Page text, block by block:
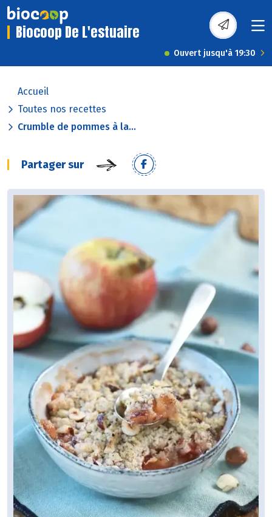
Biocoop De L'estuaire
Ouvert jusqu'à 19:30
Accueil
Toutes nos recettes
Crumble de pommes à la...
Partager sur